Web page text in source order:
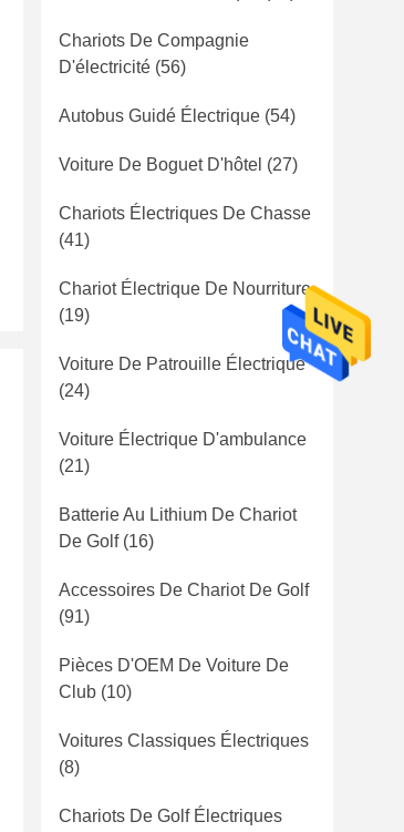
Chariots De Compagnie
D'électricité (56)
Autobus Guidé Électrique (54)
Voiture De Boguet D'hôtel (27)
Chariots Électriques De Chasse
(41)
Chariot Électrique De Nourriture
(19)
Voiture De Patrouille Électrique
(24)
Voiture Électrique D'ambulance
(21)
Batterie Au Lithium De Chariot
De Golf(16)
Accessoires De Chariot De Golf
(91)
Pièces D'OEM De Voiture De
Club (10)
Voitures Classiques Électriques
(8)
Chariots De Golf Électriques